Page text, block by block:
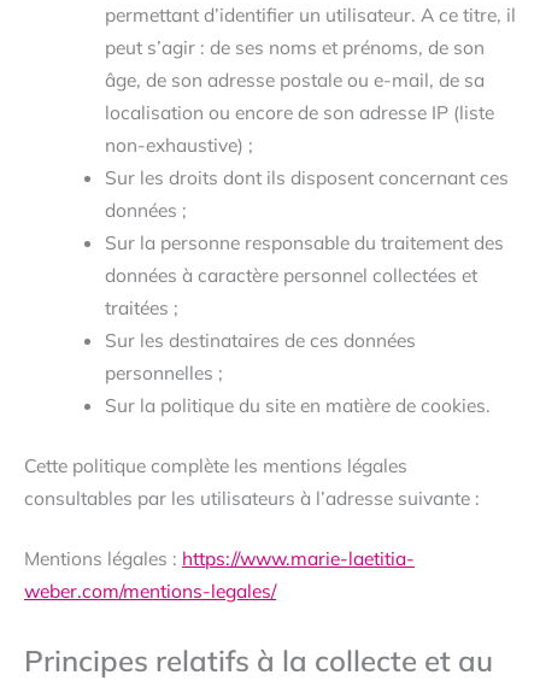
permettant d’identifier un utilisateur. A ce titre, il
peut s’agir : de ses noms et prénoms, de son
âge, de son adresse postale ou e-mail, de sa
localisation ou encore de son adresse IP (liste
non-exhaustive) ;
Sur les droits dont ils disposent concernant ces
données ;
Sur la personne responsable du traitement des
données à caractère personnel collectées et
traitées ;
Sur les destinataires de ces données
personnelles ;
Sur la politique du site en matière de cookies.
Cette politique complète les mentions légales
consultables par les utilisateurs à l’adresse suivante :
Mentions légales : https://www.marie-laetitia-
weber.com/mentions-legales/
Principes relatifs à la collecte et au